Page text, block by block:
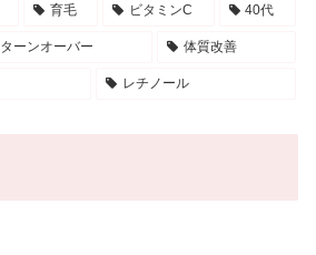
育毛 ビタミンC 40代
ターンオーバー 体質改善
レチノール